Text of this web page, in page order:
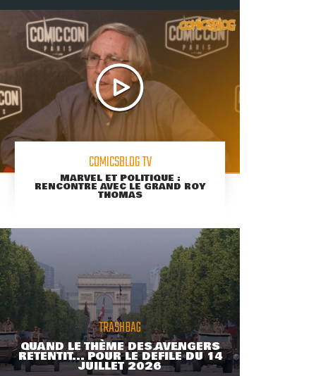
COMICSBLOG TV
MARVEL ET POLITIQUE :
RENCONTRE AVEC LE GRAND ROY
THOMAS
TRASHBAG
QUAND LE THÈME DES AVENGERS
RETENTIT... POUR LE DÉFILÉ DU 14
JUILLET 2026